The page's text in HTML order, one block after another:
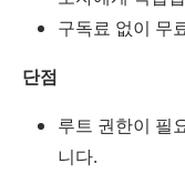
구독료 없이 무
단점
루트 권한이 필
니다.